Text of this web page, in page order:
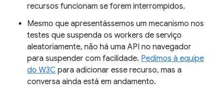
recursos funcionam se forem interrompidos.
Mesmo que apresentássemos um mecanismo nos
testes que suspenda os workers de serviço
aleatoriamente, não há uma API no navegador
para suspender com facilidade. Pedimos à equipe
do W3C para adicionar esse recurso, mas a
conversa ainda está em andamento.